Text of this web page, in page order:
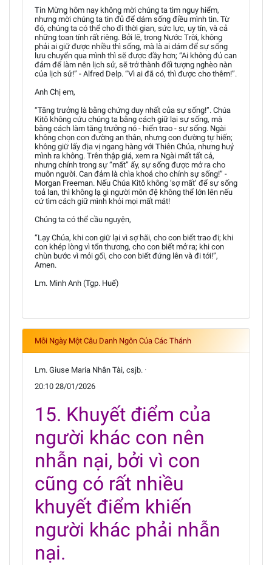
Tin Mừng hôm nay không mời chúng ta tìm nguy hiểm,
nhưng mời chúng ta tin đủ để dám sống điều mình tin. Từ
đó, chúng ta có thể cho đi thời gian, sức lực, uy tín, và cả
những toan tính rất riêng. Bởi lẽ, trong Nước Trời, không
phải ai giữ được nhiều thì sống, mà là ai dám để sự sống
lưu chuyển qua mình thì sẽ được đầy hơn; “Ai không đủ can
đảm để làm nên lịch sử, sẽ trở thành đối tượng nghèo nàn
của lịch sử!” - Alfred Delp. “Vì ai đã có, thì được cho thêm!”.
Anh Chị em,
“Tăng trưởng là bằng chứng duy nhất của sự sống!”. Chúa
Kitô không cứu chúng ta bằng cách giữ lại sự sống, mà
bằng cách làm tăng trưởng nó - hiến trao - sự sống. Ngài
không chọn con đường an thân, nhưng con đường tự hiến;
không giữ lấy địa vị ngang hàng với Thiên Chúa, nhưng huỷ
mình ra không. Trên thập giá, xem ra Ngài mất tất cả,
nhưng chính trong sự “mất” ấy, sự sống được mở ra cho
muôn người. Can đảm là chìa khoá cho chính sự sống!” -
Morgan Freeman. Nếu Chúa Kitô không ‘sợ mất’ để sự sống
toả lan, thì không lạ gì người môn đệ không thể lớn lên nếu
cứ tìm cách giữ mình khỏi mọi mất mát!
Chúng ta có thể cầu nguyện,
“Lạy Chúa, khi con giữ lại vì sợ hãi, cho con biết trao đi; khi
con khép lòng vì tổn thương, cho con biết mở ra; khi con
chùn bước vì mỏi gối, cho con biết đứng lên và đi tới!”,
Amen.
Lm. Minh Anh (Tgp. Huế)
Mỗi Ngày Một Câu Danh Ngôn Của Các Thánh
Lm. Giuse Maria Nhân Tài, csjb. ·
20:10 28/01/2026
15. Khuyết điểm của
người khác con nên
nhẫn nại, bởi vì con
cũng có rất nhiều
khuyết điểm khiến
người khác phải nhẫn
nại.